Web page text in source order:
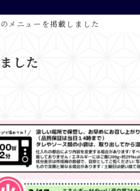
メニューを掲載しました
した